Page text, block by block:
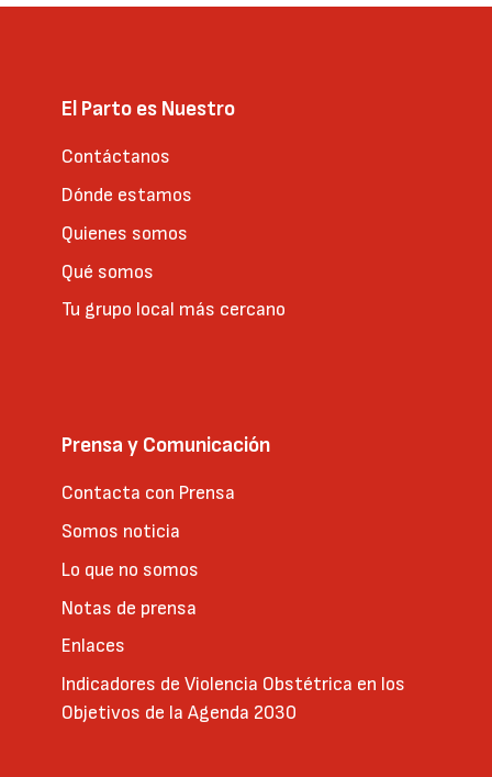
El Parto es Nuestro
Contáctanos
Dónde estamos
Quienes somos
Qué somos
Tu grupo local más cercano
Prensa y Comunicación
Contacta con Prensa
Somos noticia
Lo que no somos
Notas de prensa
Enlaces
Indicadores de Violencia Obstétrica en los
Objetivos de la Agenda 2030